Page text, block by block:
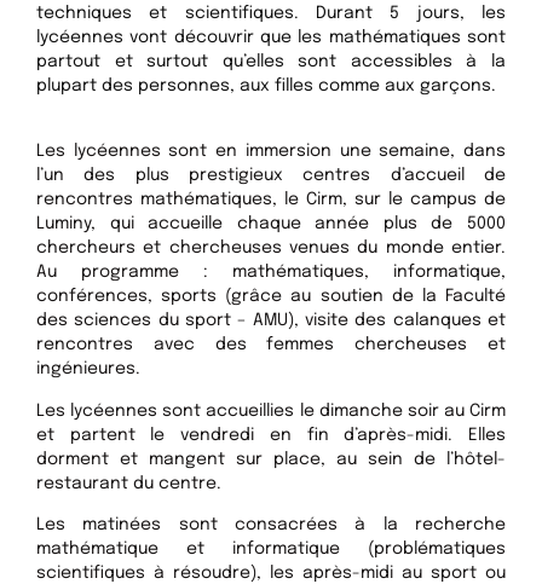
techniques et scientifiques. Durant 5 jours, les
lycéennes vont découvrir que les mathématiques sont
partout et surtout qu’elles sont accessibles à la
plupart des personnes, aux filles comme aux garçons.
Les lycéennes sont en immersion une semaine, dans
l’un des plus prestigieux centres d’accueil de
rencontres mathématiques, le Cirm, sur le campus de
Luminy, qui accueille chaque année plus de 5000
chercheurs et chercheuses venues du monde entier.
Au programme : mathématiques, informatique,
conférences, sports (grâce au soutien de la Faculté
des sciences du sport – AMU), visite des calanques et
rencontres avec des femmes chercheuses et
ingénieures.
Les lycéennes sont accueillies le dimanche soir au Cirm
et partent le vendredi en fin d’après-midi. Elles
dorment et mangent sur place, au sein de l’hôtel-
restaurant du centre.
Les matinées sont consacrées à la recherche
mathématique et informatique (problématiques
scientifiques à résoudre), les après-midi au sport ou